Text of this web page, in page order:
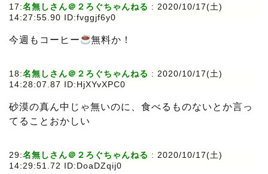
17:名無しさん＠２ろぐちゃんねる : 2020/10/17(土)
14:27:55.90 ID:fvggjf6y0
今週もコーヒー 無料か！
18:名無しさん＠２ろぐちゃんねる : 2020/10/17(土)
14:28:07.87 ID:HjXYvXPC0
砂漠の真ん中じゃ無いのに、食べるものないとか言っ
てることおかしい
29:名無しさん＠２ろぐちゃんねる : 2020/10/17(土)
14:29:51.72 ID:DoaDZqij0